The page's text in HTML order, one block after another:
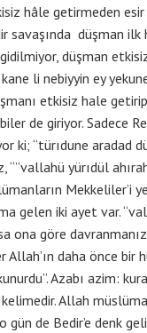
hâle getirmeden esir
savaşında düşman
düşman
li nebiyyin ey
etkisiz hale
de giriyor. Sadece
ki; “türıdune aradad
yürıdül
Mekkeliler’i
gelen iki ayet var.
ona göre
daha önce bir
Azabı azim:
Allah
de Bedir’e denk